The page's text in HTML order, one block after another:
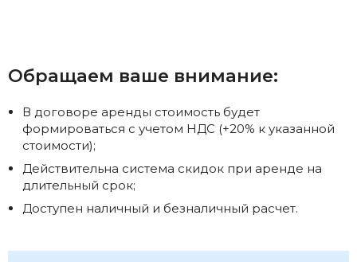
Обращаем ваше внимание:
В договоре аренды стоимость будет
формироваться с учетом НДС (+20% к указанной
стоимости);
Действительна система скидок при аренде на
длительный срок;
Доступен наличный и безналичный расчет.